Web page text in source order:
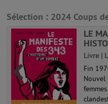
Sélection : 2024 Coups
LE
Livre |
Fin
Nouvel